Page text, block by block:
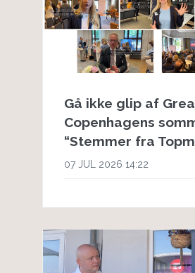
Gå ikke glip af
Copenhagens
“Stemmer fra
07 JUL 2026 14:22